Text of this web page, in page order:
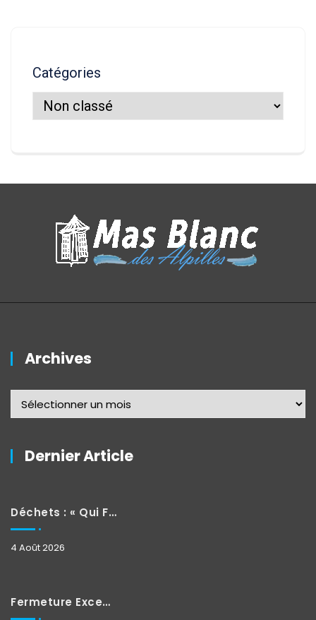
Catégories
Archives
Dernier Article
Déchets : « Qui Fait Quoi »
4 Août 2026
Fermeture Exceptionnelle